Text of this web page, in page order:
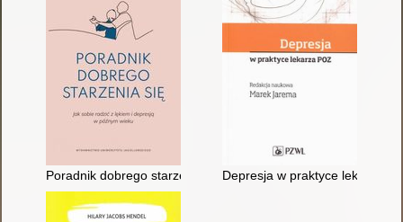
Poradnik dobrego starzenia się : jak sobie radzić z lękiem i
Depresja w praktyce lekarza